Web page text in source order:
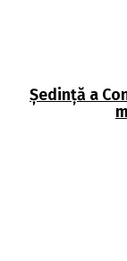
Şedinţă a